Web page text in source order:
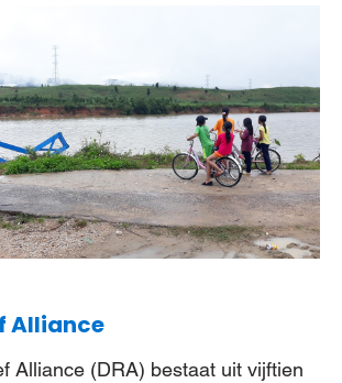
Alliance
Alliance (DRA) bestaat uit vijftien